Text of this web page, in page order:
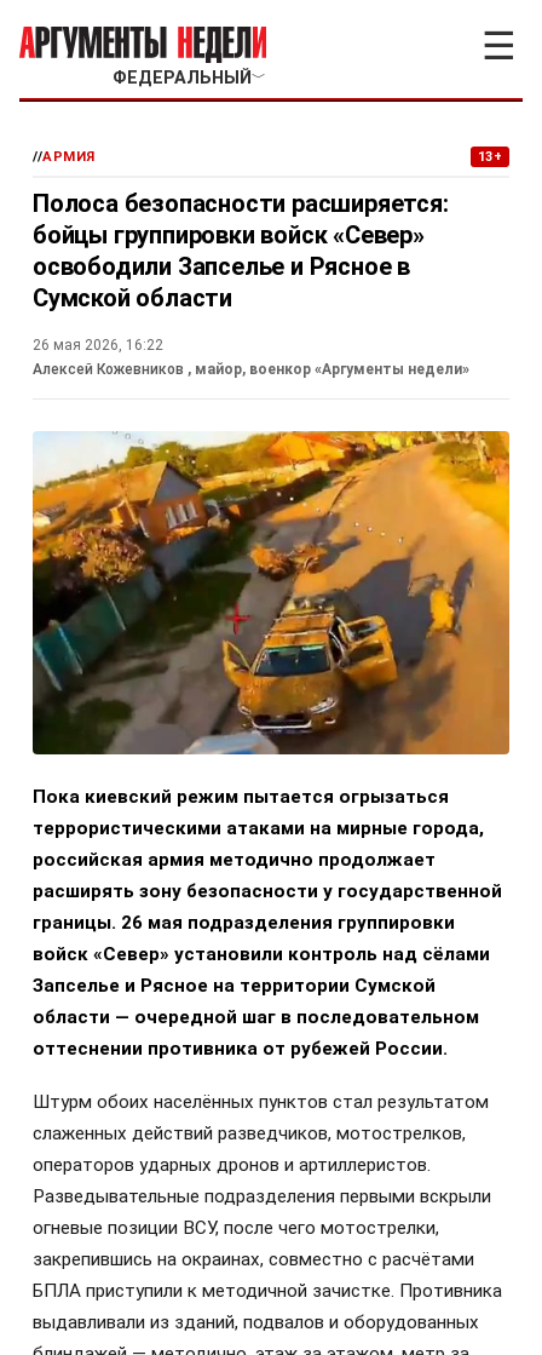
ФЕДЕРАЛЬНЫЙ ﹀
☰
//АРМИЯ 13+
Полоса безопасности расширяется:
бойцы группировки войск «Север»
освободили Запселье и Рясное в
Сумской области
26 мая 2026, 16:22
Алексей Кожевников , майор, военкор «Аргументы недели»
Пока киевский режим пытается огрызаться
террористическими атаками на мирные города,
российская армия методично продолжает
расширять зону безопасности у государственной
границы. 26 мая подразделения группировки
войск «Север» установили контроль над сёлами
Запселье и Рясное на территории Сумской
области — очередной шаг в последовательном
оттеснении противника от рубежей России.
Штурм обоих населённых пунктов стал результатом
слаженных действий разведчиков, мотострелков,
операторов ударных дронов и артиллеристов.
Разведывательные подразделения первыми вскрыли
огневые позиции ВСУ, после чего мотострелки,
закрепившись на окраинах, совместно с расчётами
БПЛА приступили к методичной зачистке. Противника
выдавливали из зданий, подвалов и оборудованных